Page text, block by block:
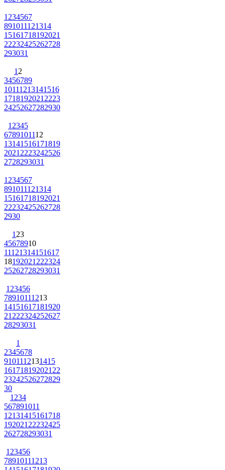
1234567
891011121314
15161718192021
22232425262728
293031
12
3456789
10111213141516
17181920212223
24252627282930
12345
6789101112
13141516171819
20212223242526
2728293031
1234567
891011121314
15161718192021
22232425262728
2930
123
45678910
11121314151617
18192021222324
25262728293031
123456
78910111213
14151617181920
21222324252627
28293031
1
2345678
9101112131415
16171819202122
23242526272829
30
1234
567891011
12131415161718
19202122232425
262728293031
123456
78910111213